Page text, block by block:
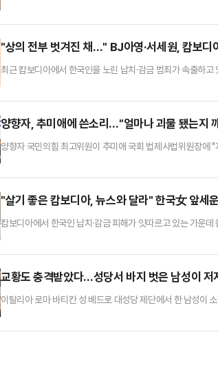
신이 소유한 람보르기니 차량 안에서 머리에 총상을 입은 상
"상의 전부 벗겨진 채…" BJ아영·서세원, 캄보디
최근 캄보디아에서 한국인을 노린 납치·감금 범죄가 속출하
덩이에 버려진 상태로 발견됐다.캄보디아 현지 경찰은 시신
양향자, 추미애에 쓴소리…"얼마나 괴물 됐는지
양향자 국민의힘 최고위원이 추미애 국회 법제사법위원장에
적이 되고 있다"며 이같이 말했다.양 최고위원은 "민주주의
"살기 좋은 캄보디아, 뉴스와 달라" 한국女 앞세
캄보디아에서 한국인 납치·감금 피해가 잇따르고 있는 가운
살아온 경험을 한국인 및 세계인과 공유하기 위해 나섰다"는
교황도 충격받았다…성당서 바지 벗은 남성이 저
이탈리아 로마 바티칸 성 베드로 대성당 제단에서 한 남성이
지켜보는 가운데 이 남성은 경비 요원 눈을 피해 회전식 출입